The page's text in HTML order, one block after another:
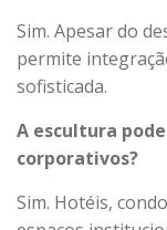
Sim. Apesar do
permite
sofisticada.
A escultura
corporativos?
Sim. Hotéis,